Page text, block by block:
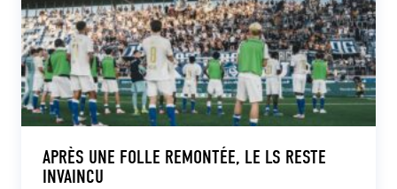
APRÈS UNE FOLLE REMONTÉE, LE LS RESTE
INVAINCU